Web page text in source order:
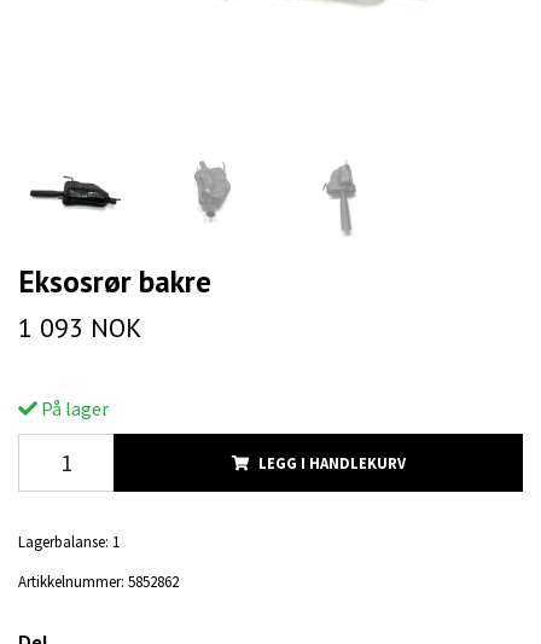
Eksosrør bakre
1 093 NOK
På lager
LEGG I HANDLEKURV
Lagerbalanse: 1
Artikkelnummer: 5852862